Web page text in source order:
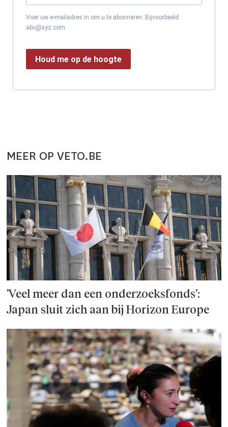
Voer uw e-mailadres in om u te abonneren. Bijvoorbeeld:
abc@xyz.com.
Houd me op de hoogte
MEER OP VETO.BE
'Veel meer dan een onderzoeks­fonds':
Japan sluit zich aan bij Horizon Europe